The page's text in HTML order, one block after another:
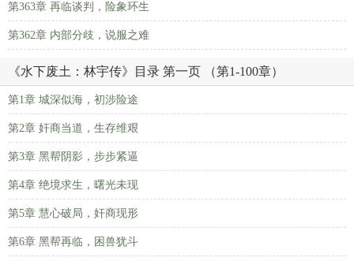
第363章 再临谈判，险象环生
第362章 内部分歧，说服之难
《水下废土：林宇传》目录 第一页 （第1-100章）
第1章 城深似海，初涉险途
第2章 奸商当道，生存维艰
第3章 黑帮阴影，步步紧逼
第4章 绝境求生，曙光未现
第5章 慧心破局，奸商现形
第6章 黑帮再临，困兽犹斗